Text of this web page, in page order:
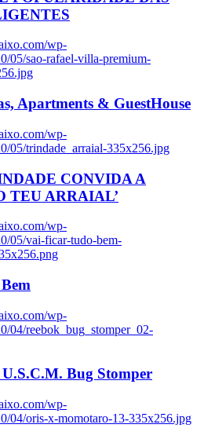
wp-
05/sao-rafael-villa-premium-
Apartments & GuestHouse
wp-
05/trindade_arraial-335x256.jpg
CONVIDA A
TEU ARRAIAL’
wp-
05/vai-ficar-tudo-bem-
wp-
04/reebok_bug_stomper_02-
Bug Stomper
wp-
04/oris-x-momotaro-13-335x256.jpg